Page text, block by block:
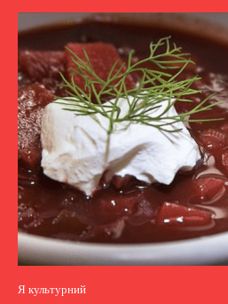
Я культурний